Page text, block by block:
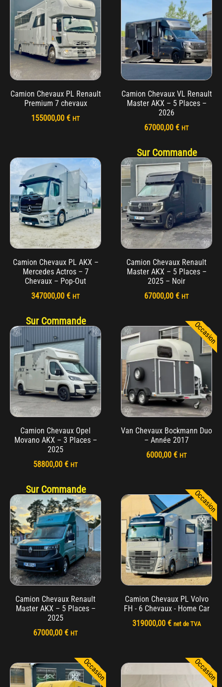
Camion Chevaux PL Renault
Premium 7 chevaux
155000,00 € HT
Camion Chevaux VL Renault
Master AKX – 5 Places –
2026
67000,00 € HT
Camion Chevaux PL AKX –
Mercedes Actros – 7
Chevaux – Pop-Out
347000,00 € HT
Camion Chevaux Renault
Master AKX – 5 Places –
2025 – Noir
67000,00 € HT
Sur Commande
Camion Chevaux Opel
Movano AKX – 3 Places –
2025
58800,00 € HT
Sur Commande
Van Chevaux Bockmann Duo
– Année 2017
6000,00 € HT
Occasion
Camion Chevaux Renault
Master AKX – 5 Places –
2025
67000,00 € HT
Sur Commande
Camion Chevaux PL Volvo
FH - 6 Chevaux - Home Car
319000,00 € net de TVA
Occasion
Occasion Occasion